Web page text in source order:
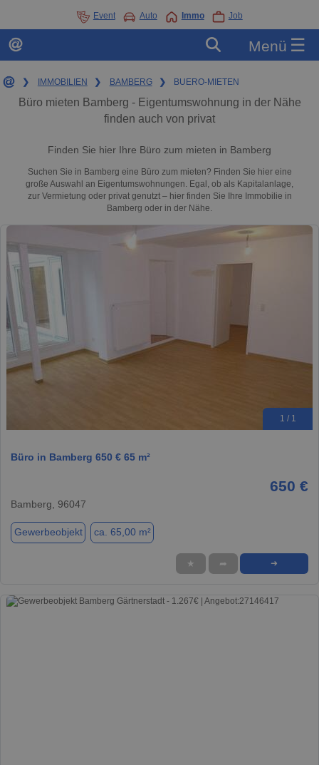
Event Auto Immo Job
Menü ☰
❯ IMMOBILIEN ❯ BAMBERG ❯ BUERO-MIETEN
Büro mieten Bamberg - Eigentumswohnung in der Nähe
finden auch von privat
Finden Sie hier Ihre Büro zum mieten in Bamberg
Suchen Sie in Bamberg eine Büro zum mieten? Finden Sie hier eine
große Auswahl an Eigentumswohnungen. Egal, ob als Kapitalanlage,
zur Vermietung oder privat genutzt – hier finden Sie Ihre Immobilie in
Bamberg oder in der Nähe.
1 / 1
Büro in Bamberg 650 € 65 m²
650 €
Bamberg, 96047
Gewerbeobjekt ca. 65,00 m²
★ ➦ ➜